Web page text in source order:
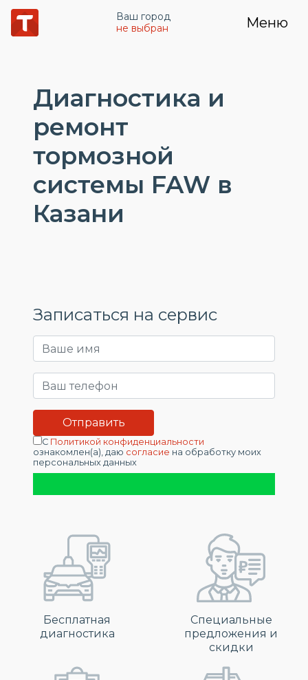
Ваш город
не выбран
Меню
Диагностика и
ремонт
тормозной
системы FAW в
Казани
Записаться на сервис
С Политикой конфиденциальности
ознакомлен(а), даю согласие на обработку моих
персональных данных
Бесплатная
диагностика
Специальные
предложения и
скидки